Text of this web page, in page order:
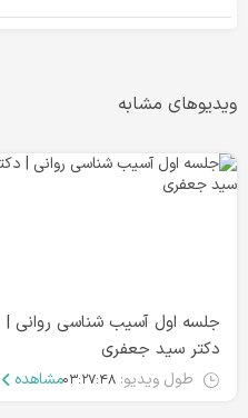
ویدیوهای مشابه
جلسه اول آسیب شناسی روانی |
دکتر سید جعفری
طول ویدیو: ۰۳:۲۷:۴۸مشاهده